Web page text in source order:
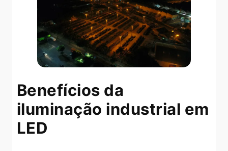
Benefícios da
iluminação industrial em
LED